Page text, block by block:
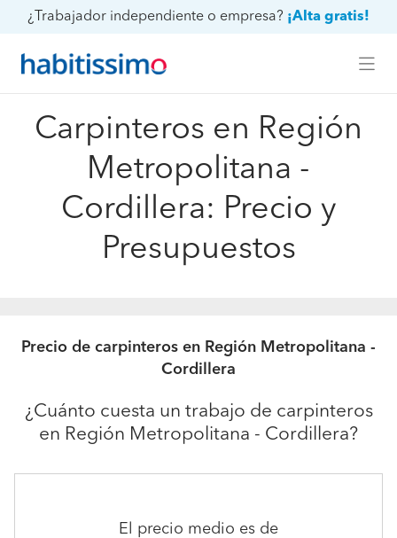
¿Trabajador independiente o empresa? ¡Alta gratis!
Carpinteros en Región
Metropolitana -
Cordillera: Precio y
Presupuestos
Precio de carpinteros en Región Metropolitana -
Cordillera
¿Cuánto cuesta un trabajo de carpinteros
en Región Metropolitana - Cordillera?
El precio medio es de